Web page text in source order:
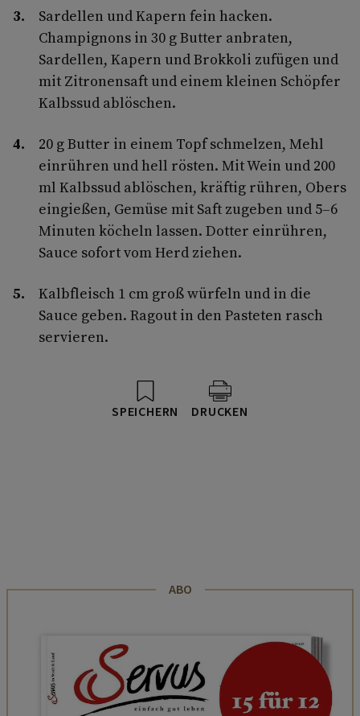
Sardellen und Kapern fein hacken.
Champignons in 30 g Butter anbraten,
Sardellen, Kapern und Brokkoli zufügen und
mit Zitronensaft und einem kleinen Schöpfer
Kalbssud ablöschen.
20 g Butter in einem Topf schmelzen, Mehl
einrühren und hell rösten. Mit Wein und 200
ml Kalbssud ablöschen, kräftig rühren, Obers
eingießen, Gemüse mit Saft zugeben und 5–6
Minuten köcheln lassen. Dotter einrühren,
Sauce sofort vom Herd ziehen.
Kalbfleisch 1 cm groß würfeln und in die
Sauce geben. Ragout in den Pasteten rasch
servieren.
SPEICHERN DRUCKEN
ABO